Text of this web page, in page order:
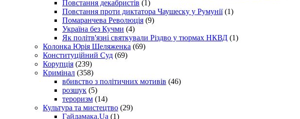
Повстання декабристів (1)
Повстання проти диктатора Чаушеску у Румунії(1)
Помаранчева Революція (9)
Україна без Кучми (4)
Як політв'язні святкували Різдво у тюрмах НКВД (1)
Колонка Юрія Шеляженка (69)
Конституційний Суд (69)
Корупція (239)
Кримінал (358)
вбивство з політичних мотивів (46)
розшук (5)
тероризм (14)
Культура та мистецтво (29)
Гайдамака.Ua (1)